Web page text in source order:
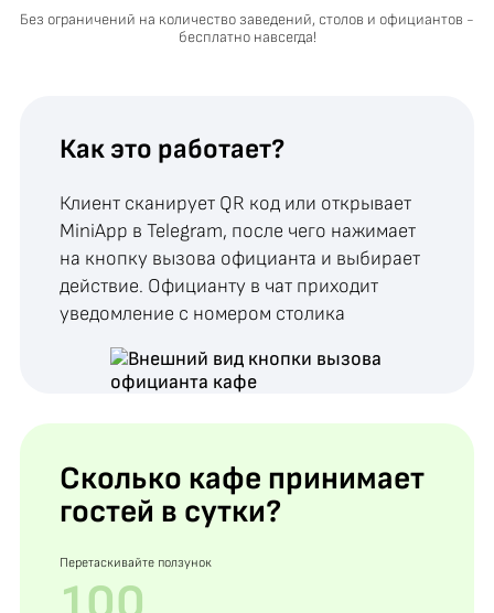
Без ограничений на количество заведений, столов и официантов -
бесплатно навсегда!
Как это работает?
Клиент сканирует QR код или открывает
MiniApp в Telegram, после чего нажимает
на кнопку вызова официанта и выбирает
действие. Официанту в чат приходит
уведомление с номером столика
Сколько кафе принимает
гостей в сутки?
Перетаскивайте ползунок